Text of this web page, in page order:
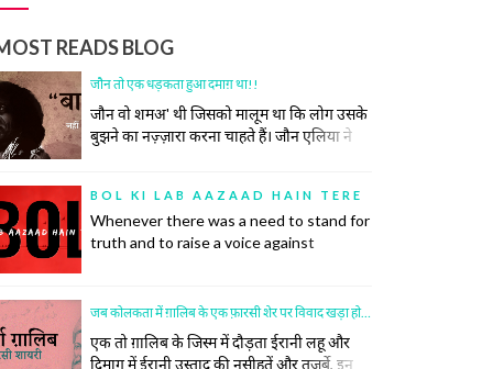
READS BLOG
जौन तो एक धड़कता हुआ दमाग़ था!!
जौन वो शमअ' थी जिसको मालूम था कि लोग उसके
बुझने का नज़्ज़ारा करना चाहते हैं। जौन एलिया ने
उनकी सर-ए-आम नुमाइश नहीं की जाती। रोया तो
बीच महफ़िल रो दिया।
BOL KI LAB AAZAAD HAIN TERE
Whenever there was a need to stand for
truth and to raise a voice against
revolutions that have restored order in
society. This did not, however, come
easily to the poets.
जब कोलकता में ग़ालिब के एक फ़ारसी शेर पर विवाद खड़ा हो गया
एक तो ग़ालिब के जिस्म में दौड़ता ईरानी लहू और
दिमाग में ईरानी उस्ताद की नसीहतें और तजर्बे, इन